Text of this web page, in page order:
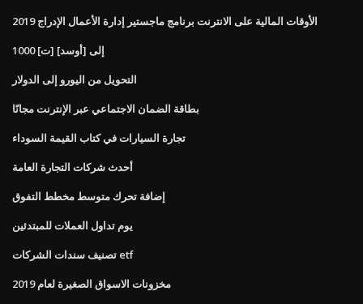
الأوقات المالية على الانترنت برنامج ماجستير إدارة الأعمال الإدراج 2019
1000 [ت] إلى [أوسد]
التحويل من اليورو إلى الدولار
بطاقة الضمان الاجتماعي عبر الإنترنت مجانًا
تجارة السيارات في كتاب القيمة السوداء
أحدث شركات التجارة العامة
إضافة تحرك متوسط ​​مخطط التفوق
يوم تداول العملات للمبتدئين
تصنيف سندات الشركات etf
مخزونات الاسواق الصغيرة لعام 2019